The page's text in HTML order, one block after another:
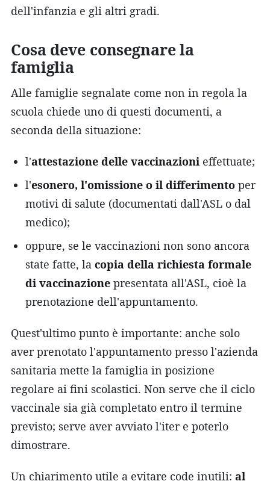
dell'infanzia e gli altri gradi.
Cosa deve consegnare la
famiglia
Alle famiglie segnalate come non in regola la
scuola chiede uno di questi documenti, a
seconda della situazione:
l'attestazione delle vaccinazioni effettuate;
l'esonero, l'omissione o il differimento per
motivi di salute (documentati dall'ASL o dal
medico);
oppure, se le vaccinazioni non sono ancora
state fatte, la copia della richiesta formale
di vaccinazione presentata all'ASL, cioè la
prenotazione dell'appuntamento.
Quest'ultimo punto è importante: anche solo
aver prenotato l'appuntamento presso l'azienda
sanitaria mette la famiglia in posizione
regolare ai fini scolastici. Non serve che il ciclo
vaccinale sia già completato entro il termine
previsto; serve aver avviato l'iter e poterlo
dimostrare.
Un chiarimento utile a evitare code inutili: al